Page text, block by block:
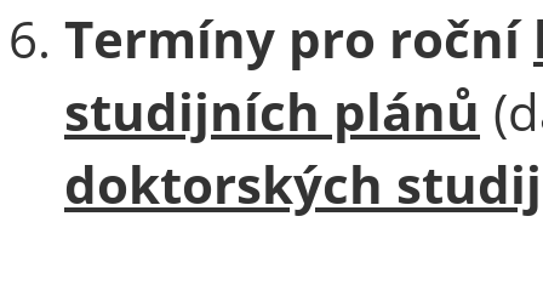
Termíny pro roční
studijních plánů
doktorských